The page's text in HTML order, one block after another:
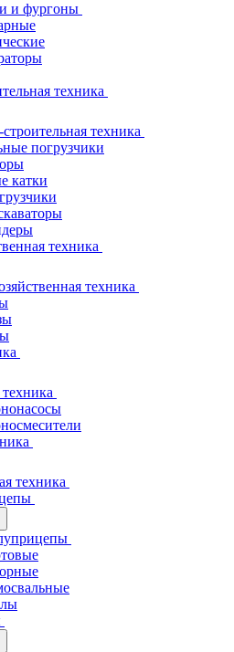
и фургоны
техника
техника
погрузчики
катки
техника
техника
техника